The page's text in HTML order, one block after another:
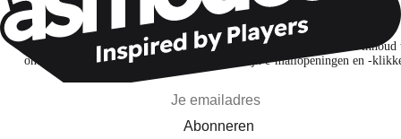
Ik abonneer me om spellen, nieuwe releases en gepersonaliseerde inhoud
ontdekken op basis van mijn interesses en mijn e-mailopeningen en -
Abonneren